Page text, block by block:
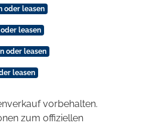
oder leasen
leasen
oder leasen
leasen
vorbehalten.
zum offiziellen